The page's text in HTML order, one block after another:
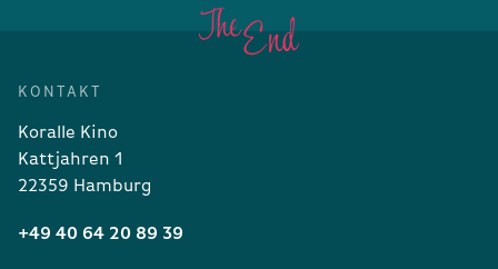
KONTAKT
Koralle Kino
Kattjahren 1
22359 Hamburg
+49 40 64 20 89 39